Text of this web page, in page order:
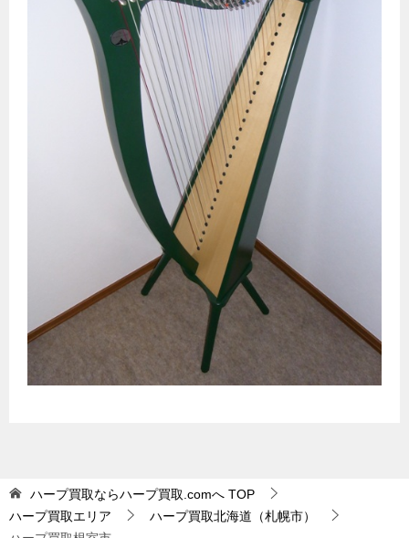
ハープ買取ならハープ買取.comへ TOP
ハープ買取エリア
ハープ買取北海道（札幌市）